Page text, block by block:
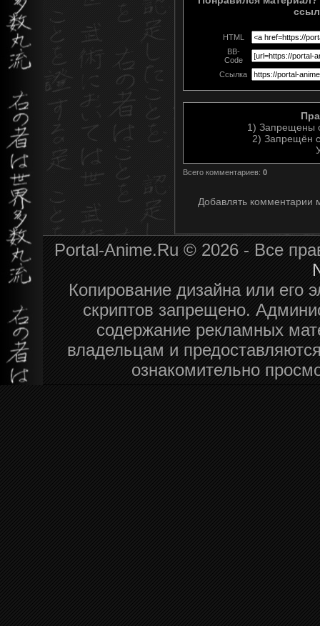
HTML
BB-
Code
Ссылка
1) Запрещены
2) Запрещён
Всего комментариев: 0
Добавлять комментарии
Portal-Anime.Ru © 2026 - Все
Копирование дизайна или его
скриптов запрещено.
содержание рекламных
владельцам и
ознакомительно